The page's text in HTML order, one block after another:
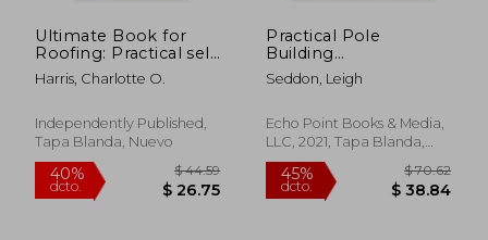
Ultimate Book for
Roofing: Practical self
guiding book to roof
completely (en
Harris, Charlotte O.
Independently Published,
Tapa Blanda, Nuevo
Practical Pole
Building
Construction: With
Plans for Barns,
Outbuildings (en
Inglés)
Seddon, Leigh
Echo Point Books & Media,
LLC, 2021, Tapa Blanda,
Nuevo